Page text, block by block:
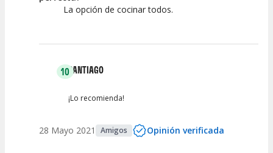
La opción de cocinar todos.
10SANTIAGO
¡Lo recomienda!
28 Mayo 2021 Amigos Opinión verificada